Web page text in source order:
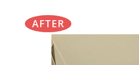
AFTER